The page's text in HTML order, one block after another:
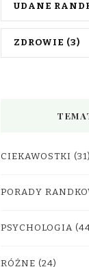
UDANE
ZDROWIE (3)
CIEKAWOSTKI (31)
PORADY
PSYCHOLOGIA
RÓŻNE (24)